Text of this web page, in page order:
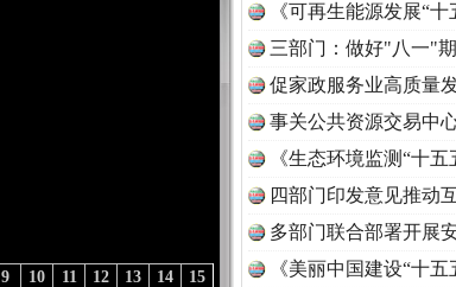
15
14
13
12
11
10
9
《可再生能源发展“
三部门：做好"八一"
促家政服务业高质量
事关公共资源交易中
《生态环境监测“十
读
四部门印发意见推动
多部门联合部署开展
《美丽中国建设“十